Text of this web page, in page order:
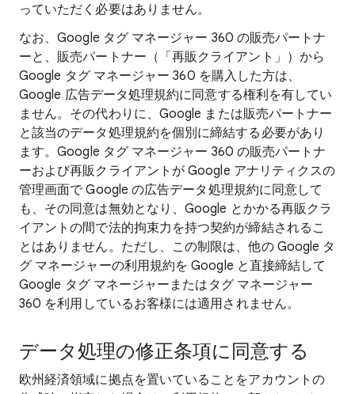
っていただく必要はありません。
なお、Google タグ マネージャー 360 の販売パートナ
ーと、販売パートナー（「再販クライアント」）から
Google タグ マネージャー 360 を購入した方は、
Google 広告データ処理規約に同意する権利を有してい
ません。その代わりに、Google または販売パートナー
と該当のデータ処理規約を個別に締結する必要があり
ます。Google タグ マネージャー 360 の販売パートナ
ーおよび再販クライアントが Google アナリティクスの
管理画面で Google の広告データ処理規約に同意して
も、その同意は無効となり、Google とかかる再販クラ
イアントの間で法的拘束力を持つ契約が締結されるこ
とはありません。ただし、この制限は、他の Google タ
グ マネージャーの利用規約を Google と直接締結して
Google タグ マネージャーまたはタグ マネージャー
360 を利用しているお客様には適用されません。
データ処理の修正条項に同意する
欧州経済領域に拠点を置いていることをアカウントの